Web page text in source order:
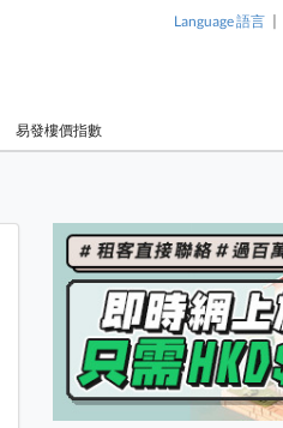
Language 語言 |
易發樓價指數